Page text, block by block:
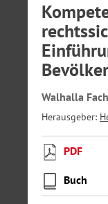
Walhalla
Herausgeber:
PDF
Buch